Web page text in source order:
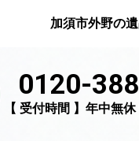
加須市外野の
0120-
【 受付時間 】年中無